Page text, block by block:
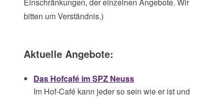
bitten um Verständnis.)
Aktuelle Angebote:
Das Hofcafé im SPZ Neuss
Im Hof-Café kann jeder so sein wie er ist und